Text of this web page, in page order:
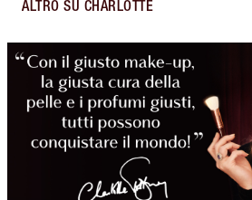
ALTRO SU CHARLOTTE